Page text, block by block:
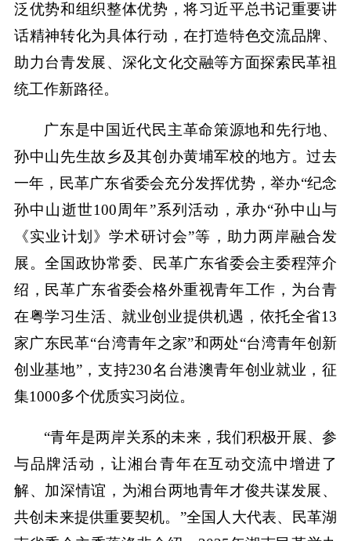
泛优势和组织整体优势，将习近平总书记重要讲
话精神转化为具体行动，在打造特色交流品牌、
助力台青发展、深化文化交融等方面探索民革祖
统工作新路径。
广东是中国近代民主革命策源地和先行地、
孙中山先生故乡及其创办黄埔军校的地方。过去
一年，民革广东省委会充分发挥优势，举办“纪念
孙中山逝世100周年”系列活动，承办“孙中山与
《实业计划》学术研讨会”等，助力两岸融合发
展。全国政协常委、民革广东省委会主委程萍介
绍，民革广东省委会格外重视青年工作，为台青
在粤学习生活、就业创业提供机遇，依托全省13
家广东民革“台湾青年之家”和两处“台湾青年创新
创业基地”，支持230名台港澳青年创业就业，征
集1000多个优质实习岗位。
“青年是两岸关系的未来，我们积极开展、参
与品牌活动，让湘台青年在互动交流中增进了
解、加深情谊，为湘台两地青年才俊共谋发展、
共创未来提供重要契机。”全国人大代表、民革湖